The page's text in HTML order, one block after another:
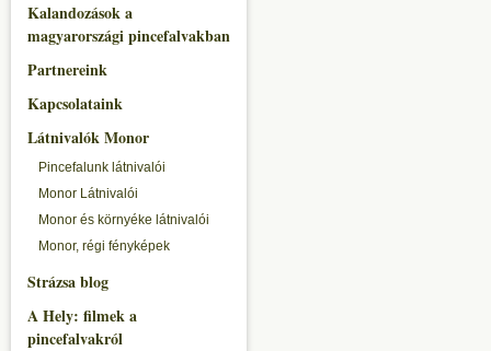
Kalandozások a
magyarországi pincefalvakban
Partnereink
Kapcsolataink
Látnivalók Monor
Pincefalunk látnivalói
Monor Látnivalói
Monor és környéke látnivalói
Monor, régi fényképek
Strázsa blog
A Hely: filmek a
pincefalvakról